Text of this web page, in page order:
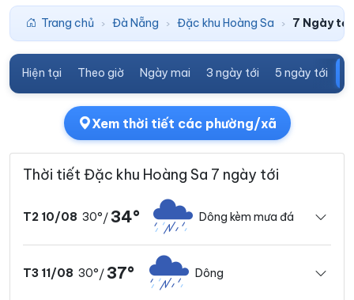
Trang chủ › Đà Nẵng › Đặc khu Hoàng Sa › 7 Ngày tới
Hiện tại Theo giờ Ngày mai 3 ngày tới 5 ngày tới
Xem thời tiết các phường/xã
Thời tiết Đặc khu Hoàng Sa 7 ngày tới
T2 10/08 30°/ 34° Dông kèm mưa đá
T3 11/08 30°/ 37° Dông